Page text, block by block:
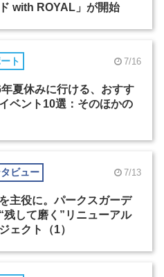
with ROYAL」が開始
ト 7/16
夏休みに行ける、おすす
ベント10選：そのほかの
ビュー 7/13
主役に。パークスガーデ
残して磨く”リニューアル
ェクト（1）